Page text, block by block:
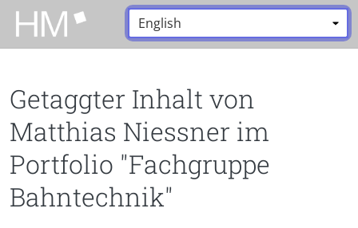
Zum Hauptinhalt zurückspringen
Sprache:
Getaggter Inhalt von
Matthias Niessner im
Portfolio "Fachgruppe
Bahntechnik"